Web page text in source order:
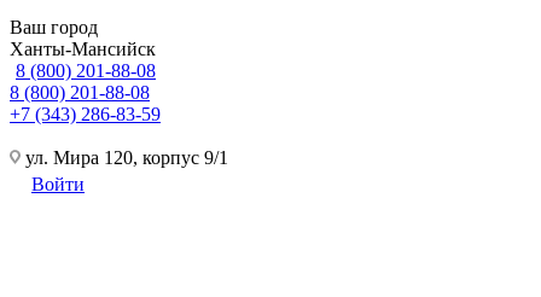
Ваш город
Ханты-Мансийск
8 (800) 201-88-08
8 (800) 201-88-08
+7 (343) 286-83-59
ул. Мира 120, корпус 9/1
Войти